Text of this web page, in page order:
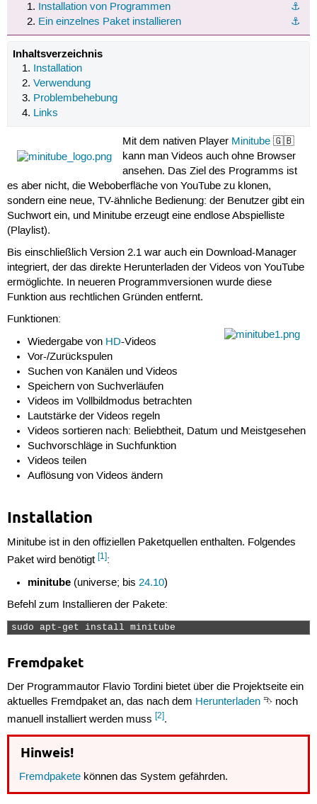
⚓︎
Installation von Programmen
⚓︎
Ein einzelnes Paket installieren
Inhaltsverzeichnis
Installation
Verwendung
Problembehebung
Links
Mit dem nativen Player Minitube 🇬🇧
kann man Videos auch ohne Browser
ansehen. Das Ziel des Programms ist
es aber nicht, die Weboberfläche von YouTube zu klonen,
sondern eine neue, TV-ähnliche Bedienung: der Benutzer gibt ein
Suchwort ein, und Minitube erzeugt eine endlose Abspielliste
(Playlist).
Bis einschließlich Version 2.1 war auch ein Download-Manager
integriert, der das direkte Herunterladen der Videos von YouTube
ermöglichte. In neueren Programmversionen wurde diese
Funktion aus rechtlichen Gründen entfernt.
Funktionen:
Wiedergabe von HD-Videos
Vor-/Zurückspulen
Suchen von Kanälen und Videos
Speichern von Suchverläufen
Videos im Vollbildmodus betrachten
Lautstärke der Videos regeln
Videos sortieren nach: Beliebtheit, Datum und Meistgesehen
Suchvorschläge in Suchfunktion
Videos teilen
Auflösung von Videos ändern
Installation
Minitube ist in den offiziellen Paketquellen enthalten. Folgendes
Paket wird benötigt [1]:
minitube (universe; bis24.10)
Befehl zum Installieren der Pakete:
sudo apt-get install minitube
Fremdpaket
Der Programmautor Flavio Tordini bietet über die Projektseite ein
aktuelles Fremdpaket an, das nach dem Herunterladen⮷ noch
manuell installiert werden muss [2].
Hinweis!
Fremdpakete können das System gefährden.